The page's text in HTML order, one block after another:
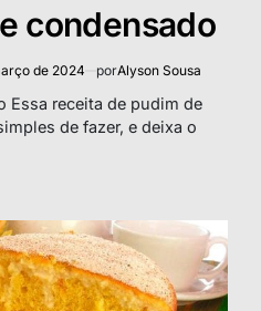
condensado
de 2024 porAlyson Sousa
Essa receita de pudim de
de fazer, e deixa o